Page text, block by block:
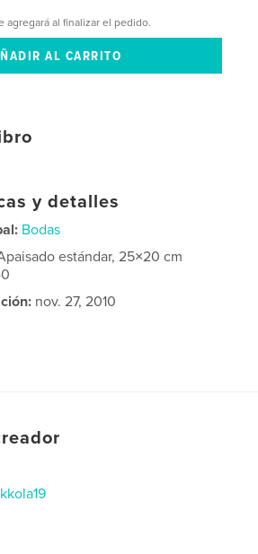
agregará al finalizar el pedido.
y detalles
Bodas
estándar, 25×20 cm
nov. 27, 2010